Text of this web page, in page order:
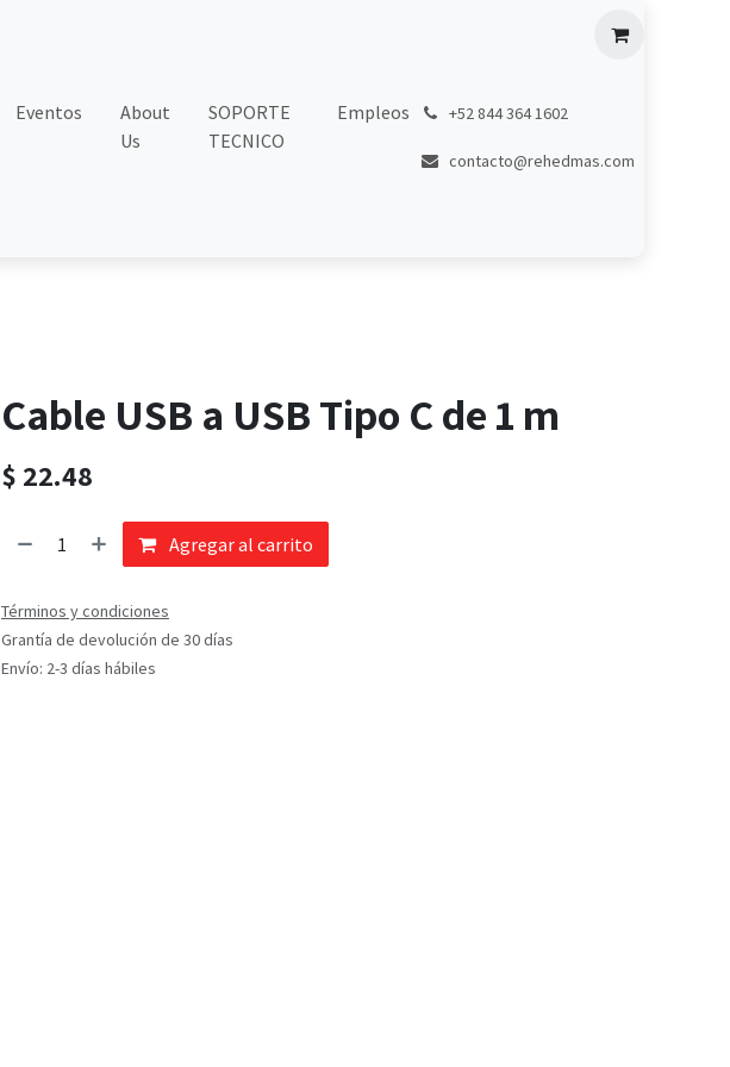
Eventos
About
Us
SOPORTE
TECNICO
Empleos +52 844 364 1602
contacto@rehedmas.com
Cable USB a USB Tipo C de 1 m
$ 22.48
Agregar al carrito
Términos y condiciones
Grantía de devolución de 30 días
Envío: 2-3 días hábiles